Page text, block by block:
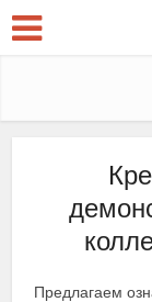
Предлагаем